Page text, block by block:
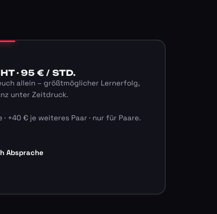
· 95 € / STD.
allein – größtmöglicher Lernerfolg,
unter Zeitdruck.
+40 € je weiteres Paar · nur für Paare.
Absprache